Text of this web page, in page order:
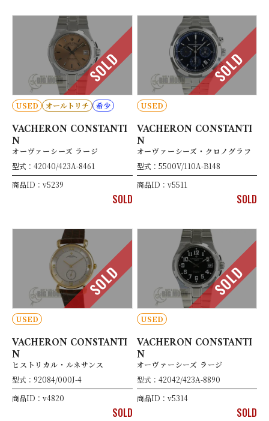
SOLD
USED オールトリチ 希少
VACHERON CONSTANTI
N
オーヴァーシーズ ラージ
型式：42040/423A-8461
商品ID：v5239
SOLD
SOLD
USED
VACHERON CONSTANTI
N
オーヴァーシーズ・クロノグラフ
型式：5500V/110A-B148
商品ID：v5511
SOLD
SOLD
USED
VACHERON CONSTANTI
N
ヒストリカル・ルネサンス
型式：92084/000J-4
商品ID：v4820
SOLD
SOLD
USED
VACHERON CONSTANTI
N
オーヴァーシーズ ラージ
型式：42042/423A-8890
商品ID：v5314
SOLD